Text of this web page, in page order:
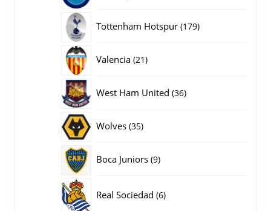
Tottenham Hotspur 179179
Valencia 2121
West Ham United 3636
Wolves 3535
Boca Juniors 99
Real Sociedad 66